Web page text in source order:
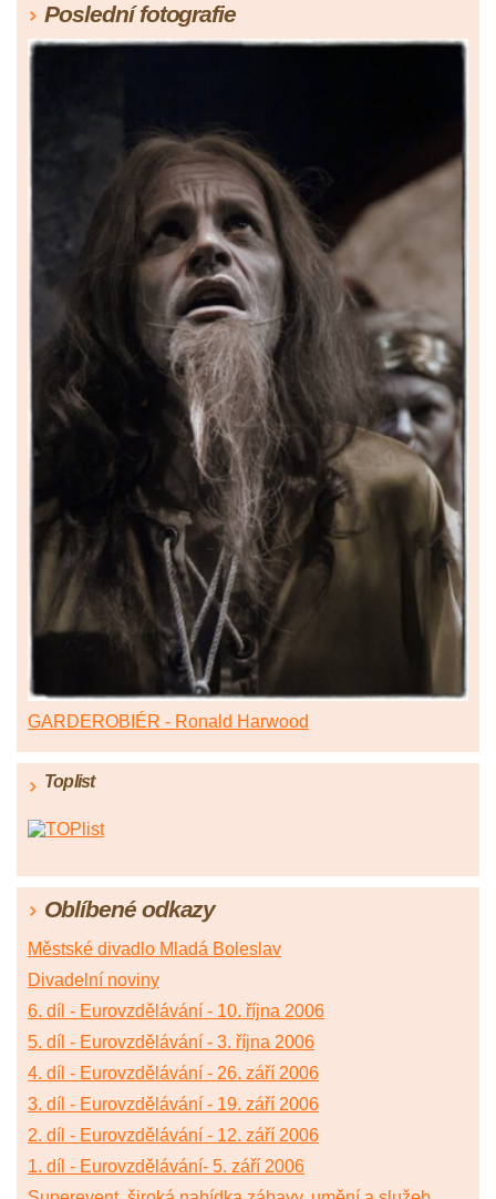
Poslední fotografie
GARDEROBIÉR - Ronald Harwood
Toplist
Oblíbené odkazy
Městské divadlo Mladá Boleslav
Divadelní noviny
6. díl - Eurovzdělávání - 10. října 2006
5. díl - Eurovzdělávání - 3. října 2006
4. díl - Eurovzdělávání - 26. září 2006
3. díl - Eurovzdělávání - 19. září 2006
2. díl - Eurovzdělávání - 12. září 2006
1. díl - Eurovzdělávání- 5. září 2006